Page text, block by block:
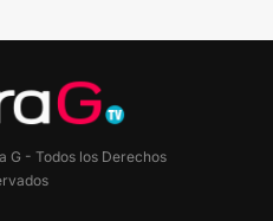
G - Todos los Derechos